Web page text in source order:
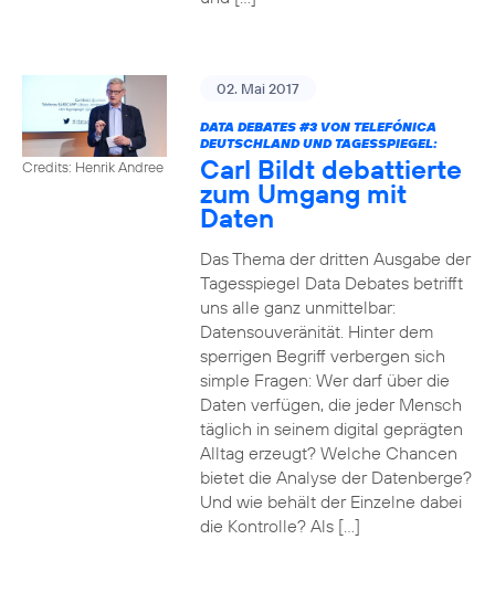
Credits: Henrik Andree
02. Mai 2017
DATA DEBATES #3VON TELEFÓNICA
DEUTSCHLAND UND TAGESSPIEGEL:
Carl Bildt debattierte
zum Umgang mit
Daten
Das Thema der dritten Ausgabe der
Tagesspiegel Data Debates betrifft
uns alle ganz unmittelbar:
Datensouveränität. Hinter dem
sperrigen Begriff verbergen sich
simple Fragen: Wer darf über die
Daten verfügen, die jeder Mensch
täglich in seinem digital geprägten
Alltag erzeugt? Welche Chancen
bietet die Analyse der Datenberge?
Und wie behält der Einzelne dabei
die Kontrolle? Als […]